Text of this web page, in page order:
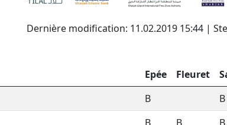
Dernière modification: 11.02.2019 15:44 |
Epée Fleuret
B
B